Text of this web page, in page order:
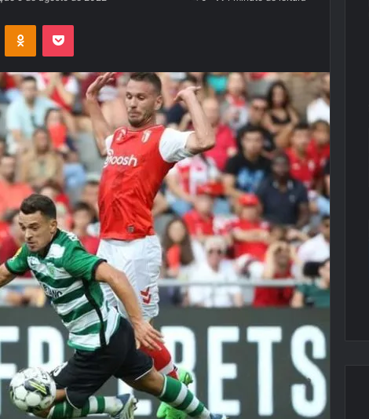
OK Pocket